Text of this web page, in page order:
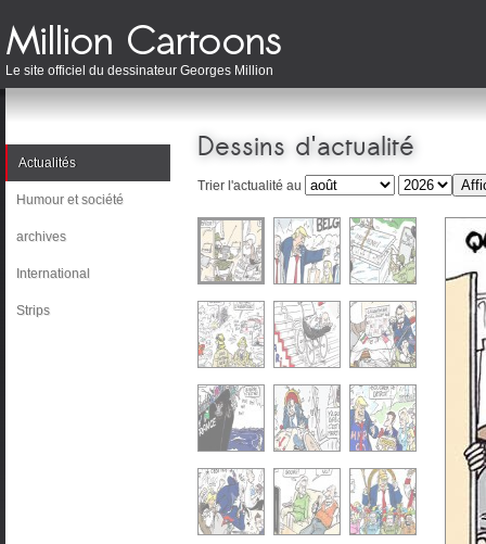
Le site officiel du dessinateur Georges Million
Actualités
Humour et société
archives
International
Strips
Dessins d'actualité
Trier l'actualité au